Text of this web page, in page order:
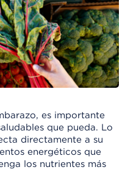
es importante
que pueda. Lo
directamente a su
energéticos que
los nutrientes más